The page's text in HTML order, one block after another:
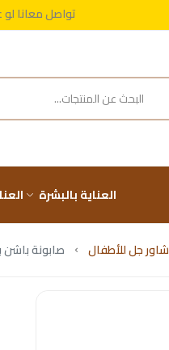
تواصل معانا
توصيل مجاني على
العناية بالبشرة
شاور جل للأطفال صابونة باشن